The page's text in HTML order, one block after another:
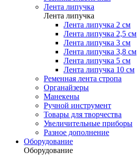
Лента липучка
Лента липучка
Лента липучка 2 см
Лента липучка 2,5 см
Лента липучка 3 см
Лента липучка 3,8 см
Лента липучка 5 см
Лента липучка 10 см
Ременная лента стропа
Органайзеры
Манекены
Ручной инструмент
Товары для творчества
Увеличительные приборы
Разное дополнение
Оборудование
Оборудование